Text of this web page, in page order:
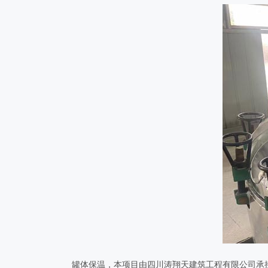
罐体保温 ，本项目由四川涛翔天建筑工程有限公司承